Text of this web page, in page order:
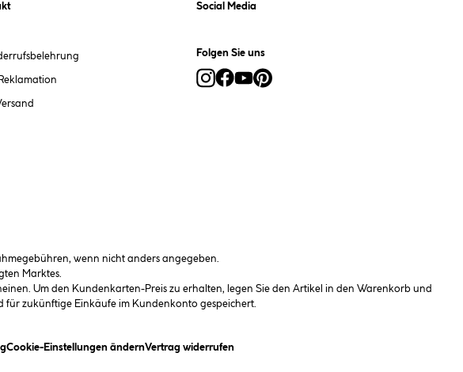
Social Media
Folgen Sie uns
wenn nicht anders angegeben.
Marktes.
Um den Kundenkarten-Preis zu erhalten, legen Sie den Artikel in den Warenkorb und
für zukünftige Einkäufe im Kundenkonto gespeichert.
(öffnet ein Dialogfeld)
Cookie-Einstellungen ändern(öffnet ein Dialogfeld)
Vertrag widerrufen